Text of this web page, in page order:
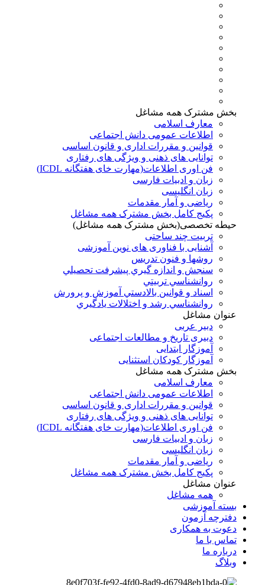
بخش مشترک همه مشاغل
معارف اسلامی
اطلاعات عمومی دانش اجتماعی
قوانین و مقررات اداری و قانون اساسی
توانایی های ذهنی و ویژگی های رفتاری
فن اوری اطلاعات(مهارت خای هفتگانه ICDL)
زبان و ادبیات فارسی
زبان انگلیسی
ریاضی و آمار مقدمات
پکیج کامل بخش مشترک همه مشاغل
حیطه تخصصی(بخش مشترک همه مشاغل)
تربیت چند ساحتی
آشنایی با فناوری های نوین آموزشی
روشها و فنون تدريس
سنجش و اندازه گيري پيشرفت تحصيلي
روانشناسي تربيتي
اسناد و قوانين بالادستي آموزش و پرورش
روانشناسي رشد و اختلالات يادگيري
عنوان مشاغل
دبير عربی
دبیری تاریخ و مطالعات اجتماعی
آموزگار ابتدایی
آموزگار کودکان استثنایی
بخش مشترک همه مشاغل
معارف اسلامی
اطلاعات عمومی دانش اجتماعی
قوانین و مقررات اداری و قانون اساسی
توانایی های ذهنی و ویژگی های رفتاری
فن اوری اطلاعات(مهارت خای هفتگانه ICDL)
زبان و ادبیات فارسی
زبان انگلیسی
ریاضی و آمار مقدمات
پکیج کامل بخش مشترک همه مشاغل
عنوان مشاغل
همه مشاغل
بسته آموزشی
دفترچه آزمون
دعوت به همکاری
تماس با ما
درباره ما
وبلاگ